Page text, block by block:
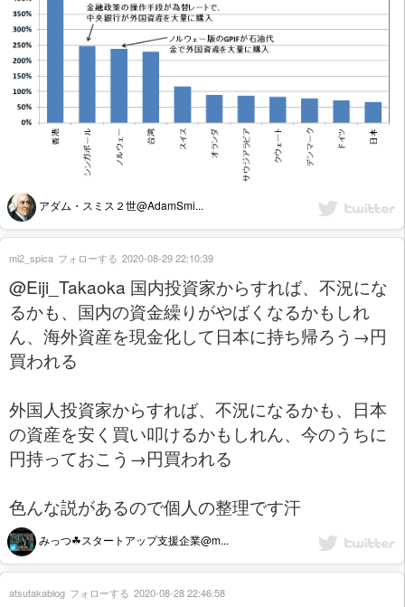
アダム・スミス２世@AdamSmi...
@Eiji_Takaoka 国内投資家からすれば、不況にな
るかも、国内の資金繰りがやばくなるかもしれ
ん、海外資産を現金化して日本に持ち帰ろう→円
買われる
外国人投資家からすれば、不況になるかも、日本
の資産を安く買い叩けるかもしれん、今のうちに
円持っておこう→円買われる
色んな説があるので個人の整理です汗
みっつ☘スタートアップ支援企業@m...
mi2_spica フォローする 2020-08-29 22:10:39
atsutakablog フォローする 2020-08-28 22:46:58